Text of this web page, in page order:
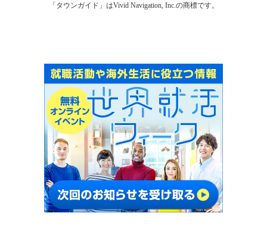
「タウンガイド」はVivid Navigation, Inc.の商標です。